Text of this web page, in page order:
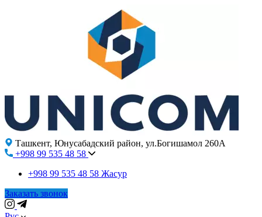
Ташкент, Юнусабадский район, ул.Богишамол 260А
+998 99 535 48 58
+998 99 535 48 58 Жасур
Заказать звонок